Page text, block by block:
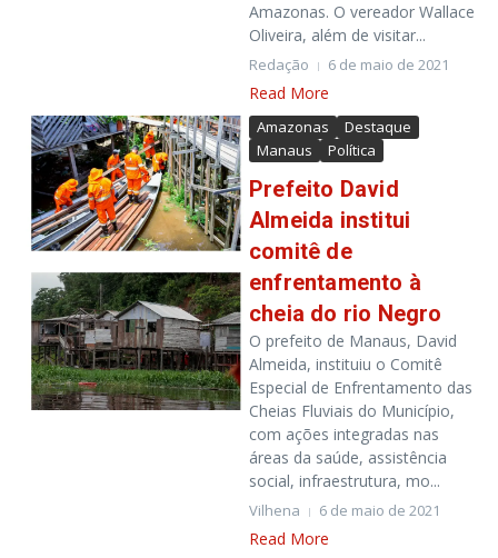
Amazonas. O vereador Wallace
Oliveira, além de visitar...
Redação 6 de maio de 2021
Read More
Amazonas
Destaque
Manaus
Política
Prefeito David
Almeida institui
comitê de
enfrentamento à
cheia do rio Negro
O prefeito de Manaus, David
Almeida, instituiu o Comitê
Especial de Enfrentamento das
Cheias Fluviais do Município,
com ações integradas nas
áreas da saúde, assistência
social, infraestrutura, mo...
Vilhena 6 de maio de 2021
Read More